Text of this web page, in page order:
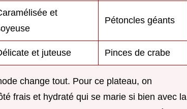
et
Pétoncles géants
et juteuse Pinces de crabe
change tout. Pour ce plateau, on
frais et hydraté qui se marie si bien avec la